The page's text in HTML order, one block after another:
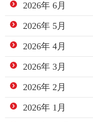
2026年 6月
2026年 5月
2026年 4月
2026年 3月
2026年 2月
2026年 1月